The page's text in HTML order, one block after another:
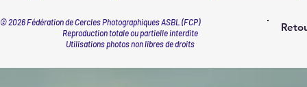
© 2026 Fédération de Cercles Photographiques ASBL (FCP)
Reproduction totale ou partielle interdite
Utilisations photos non libres de droits